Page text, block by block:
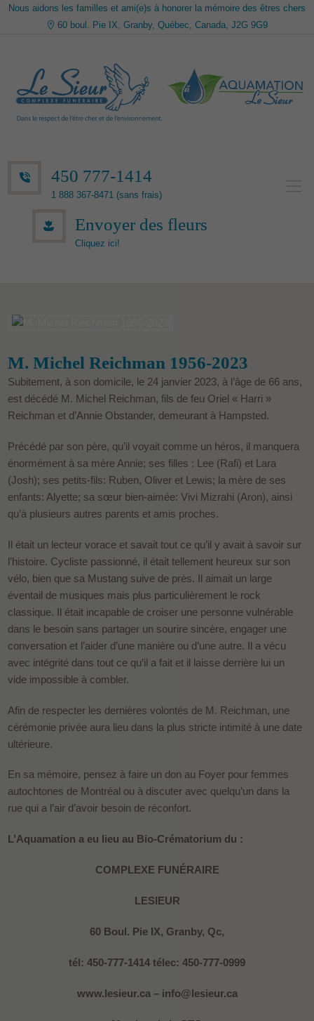
Nous aidons les familles et ami(e)s à honorer la mémoire des êtres chers
60 boul. Pie IX, Granby, Québec, Canada, J2G 9G9
450 777-1414
1 888 367-8471 (sans frais)
Envoyer des fleurs
Cliquez ici!
M. Michel Reichman 1956-2023
Subitement, à son domicile, le 24 janvier 2023, à l’âge de 66 ans,
est décédé M. Michel Reichman, fils de feu Oriel « Harri »
Reichman et d’Annie Obstander, demeurant à Hampsted.
Précédé par son père, qu’il voyait comme un héros, il manquera
énormément à sa mère Annie; ses filles : Lee (Rafi) et Lara
(Josh); ses petits-fils: Ruben, Oliver et Lewis; la mère de ses
enfants: Alyette; sa sœur bien-aimée: Vivi Mizrahi (Aron), ainsi
qu’à plusieurs autres parents et amis proches.
Il était un lecteur vorace et savait tout ce qu’il y avait à savoir sur
l’histoire. Cycliste passionné, il était tellement heureux sur son
vélo, bien que sa Mustang suive de près. Il aimait un large
éventail de musiques mais plus particulièrement le rock
classique. Il était incapable de croiser une personne vulnérable
dans le besoin sans partager un sourire sincère, engager une
conversation et l’aider d’une manière ou d’une autre. Il a vécu
avec intégrité dans tout ce qu’il a fait et il laisse derrière lui un
vide impossible à combler.
Afin de respecter les dernières volontés de M. Reichman, une
cérémonie privée aura lieu dans la plus stricte intimité à une date
ultérieure.
En sa mémoire, pensez à faire un don au Foyer pour femmes
autochtones de Montréal ou à discuter avec quelqu’un dans la
rue qui a l’air d’avoir besoin de réconfort.
L’Aquamation a eu lieu au Bio-Crématorium du :
COMPLEXE FUNÉRAIRE
LESIEUR
60 Boul. Pie IX, Granby, Qc,
tél: 450-777-1414 télec: 450-777-0999
www.lesieur.ca – info@lesieur.ca